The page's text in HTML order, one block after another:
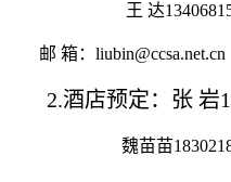
王 达
邮 箱：liubin@ccsa.net.cn
2.酒店预定：张 岩
魏苗苗